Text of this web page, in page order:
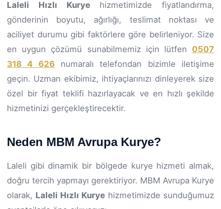
Laleli Hızlı Kuryehizmetimizde fiyatlandırma,
gönderinin boyutu, ağırlığı, teslimat noktası ve
aciliyet durumu gibi faktörlere göre belirleniyor. Size
en uygun çözümü sunabilmemiz için lütfen 0507
318 4 626numaralı telefondan bizimle iletişime
geçin. Uzman ekibimiz, ihtiyaçlarınızı dinleyerek size
özel bir fiyat teklifi hazırlayacak ve en hızlı şekilde
hizmetinizi gerçekleştirecektir.
Neden MBM Avrupa Kurye?
Laleli gibi dinamik bir bölgede kurye hizmeti almak,
doğru tercih yapmayı gerektiriyor. MBM Avrupa Kurye
olarak, Laleli Hızlı Kurye hizmetimizde sunduğumuz